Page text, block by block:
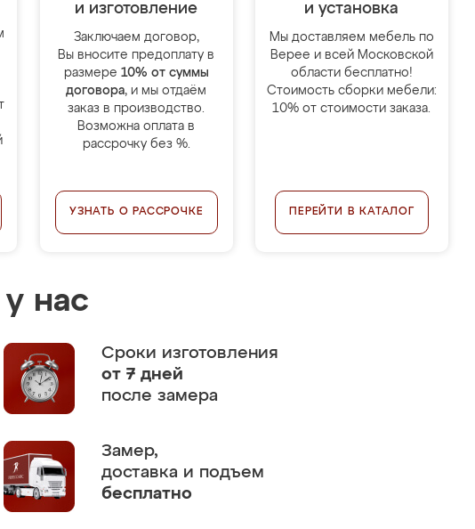
и изготовление
Заключаем договор,
Вы вносите предоплату в
размере 10% от суммы
договора, и мы отдаём
заказ в производство.
Возможна оплата в
рассрочку без %.
УЗНАТЬ О РАССРОЧКЕ
и установка
Мы доставляем мебель по
Верее и всей Московской
области бесплатно!
Стоимость сборки мебели:
10% от стоимости заказа.
ПЕРЕЙТИ В КАТАЛОГ
нас
Сроки изготовления
от 7 дней
после замера
Замер,
доставка и подъем
бесплатно